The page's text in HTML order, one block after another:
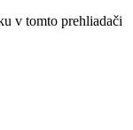
v tomto prehliadači